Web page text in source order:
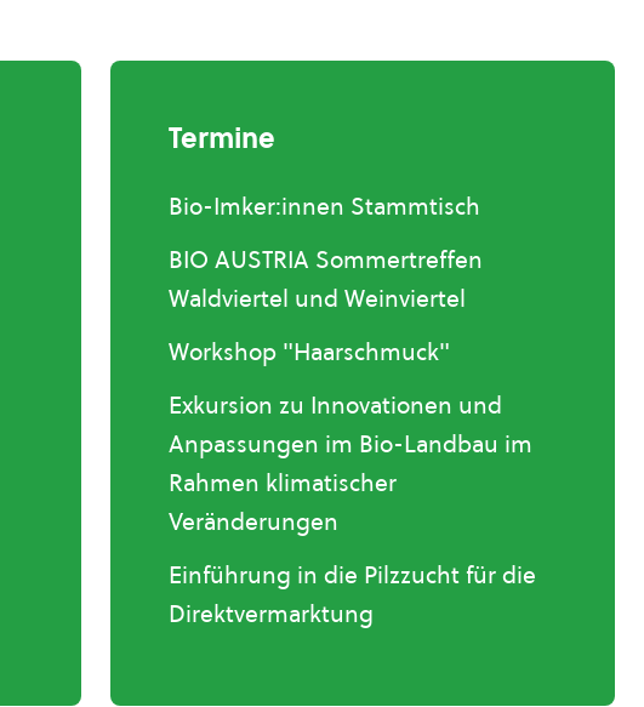
Termine
Bio-Imker:innen Stammtisch
BIO AUSTRIA Sommertreffen
Waldviertel und Weinviertel
Workshop "Haarschmuck"
Exkursion zu Innovationen und
Anpassungen im Bio-Landbau im
Rahmen klimatischer
Veränderungen
Einführung in die Pilzzucht für die
Direktvermarktung